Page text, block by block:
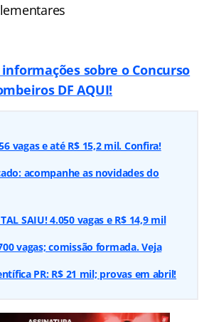
sobre o Concurso
DF AQUI!
vagas e até R$ 15,2 mil. Confira!
acompanhe as novidades do
SAIU! 4.050 vagas e R$ 14,9 mil
vagas; comissão formada. Veja
PR: R$ 21 mil; provas em abril!